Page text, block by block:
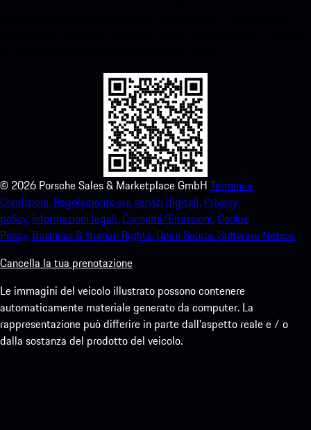
© 2026 Porsche Sales & Marketplace GmbH Termini e
Condizioni. Regolamento sui servizi digitali. Privacy
policy. Informazioni legali.Consumi/Emissioni.Cookie
Policy. Business & Human Rights.Open Source Software Notice.
Cancella la tua prenotazione
Le immagini del veicolo illustrato possono contenere
automaticamente materiale generato da computer. La
rappresentazione può differire in parte dall'aspetto reale e / o
dalla sostanza del prodotto del veicolo.